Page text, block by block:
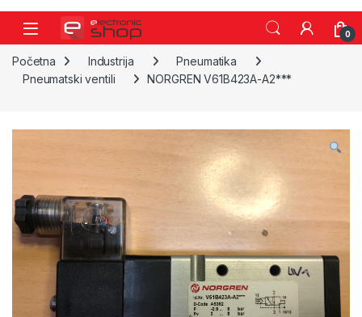
Skip to navigation
Skip to content
0
Početna Industrija
Pneumatika
Pneumatski ventili
NORGREN V61B423A-A2***